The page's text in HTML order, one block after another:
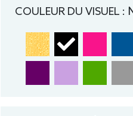
COULEUR DU VISUEL :